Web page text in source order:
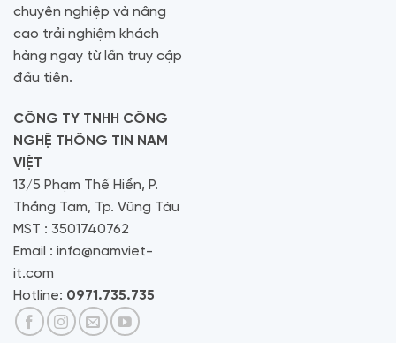
chuyên nghiệp và nâng
cao trải nghiệm khách
hàng ngay từ lần truy cập
đầu tiên.
CÔNG TY TNHH CÔNG
NGHỆ THÔNG TIN NAM
VIỆT
13/5 Phạm Thế Hiển, P.
Thắng Tam, Tp. Vũng Tàu
MST : 3501740762
Email : info@namviet-
it.com
Hotline: 0971.735.735